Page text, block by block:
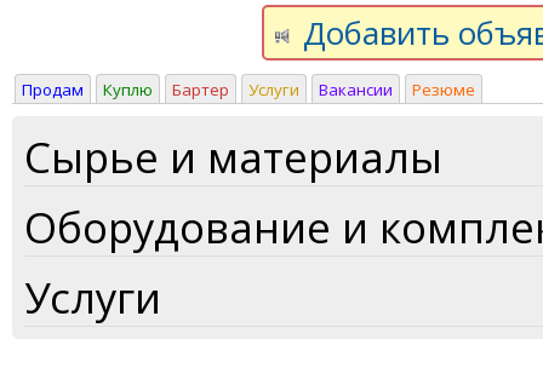
Добавить
Продам Куплю Бартер Услуги Вакансии Резюме
Сырье и материалы
Оборудование и
Услуги